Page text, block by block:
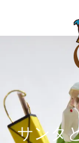
サンタ